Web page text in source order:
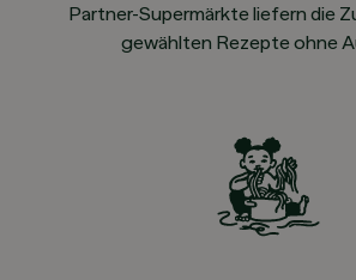
Partner-Supermärkte liefern die
gewählten Rezepte ohne